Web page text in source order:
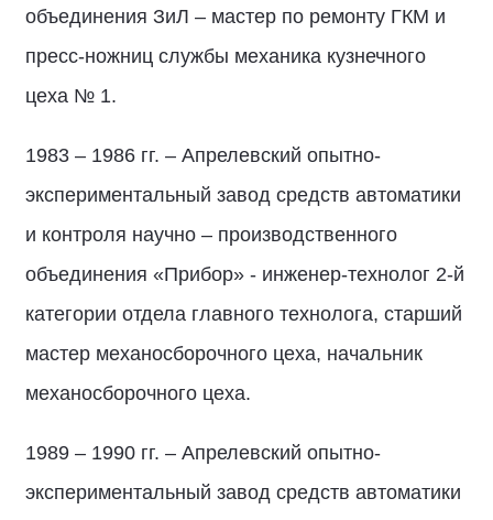
объединения ЗиЛ – мастер по ремонту ГКМ и
пресс-ножниц службы механика кузнечного
цеха № 1.
1983 – 1986 гг. – Апрелевский опытно-
экспериментальный завод средств автоматики
и контроля научно – производственного
объединения «Прибор» - инженер-технолог 2-й
категории отдела главного технолога, старший
мастер механосборочного цеха, начальник
механосборочного цеха.
1989 – 1990 гг. – Апрелевский опытно-
экспериментальный завод средств автоматики